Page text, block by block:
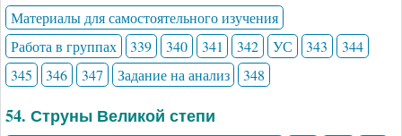
Материалы для самостоятельного изучения
Работа в группах
339 340 341 342 УС 343
344
345
346 347 Задание на анализ 348
54. Струны Великой степи